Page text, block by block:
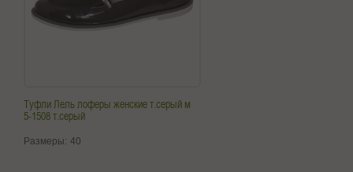
Туфли Лель лоферы женские т.серый м
5-1508 т.серый
Размеры: 40